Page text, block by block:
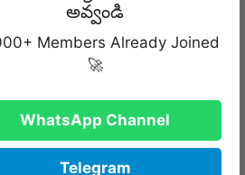
Department)
ప్రాధాన్యం)
అవ్వండి
Members Already Joined
🚀
WhatsApp Channel
Telegram